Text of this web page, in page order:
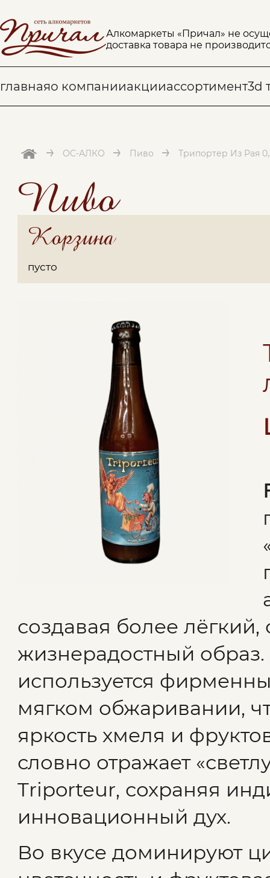
Алкомаркеты «Причал» не
доставка товара не
главнаяо компанииакцииассортимент3d
→ ОС-АЛКО → Пиво → Трипортер Из Рая
Пиво
Корзина
пусто
создавая более
жизнерадостный
используется
мягком обжаривании,
яркость хмеля и
словно отражает
Triporteur, сохраняя
инновационный дух.
Во вкусе доминируют